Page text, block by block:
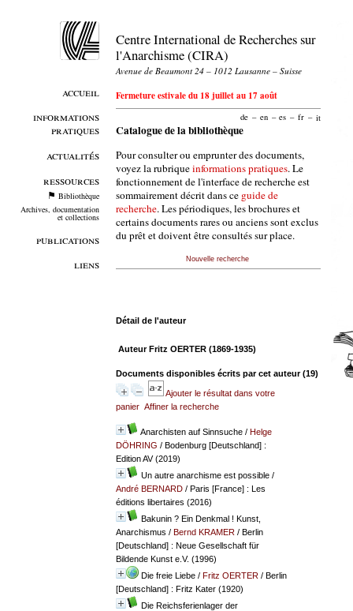
accueil
informations
pratiques
actualités
ressources
Bibliothèque
Archives, documentation
et collections
publications
liens
Centre International de Recherches sur
l'Anarchisme (CIRA)
Avenue de Beaumont 24 – 1012 Lausanne – Suisse
Fermeture estivale du 18 juillet au 17 août
de – en – es – fr – it
Catalogue de la bibliothèque
Pour consulter ou emprunter des documents,
voyez la rubriqueinformations pratiques. Le
fonctionnement de l'interface de recherche est
sommairement décrit dans ce guide de
recherche. Les périodiques, les brochures et
certains documents rares ou anciens sont exclus
du prêt et doivent être consultés sur place.
Nouvelle recherche
Détail de l'auteur
Auteur Fritz OERTER (1869-1935)
Documents disponibles écrits par cet auteur (19)
Ajouter le résultat dans votre
panier Affiner la recherche
Anarchisten auf Sinnsuche/ Helge
DÖHRING / Bodenburg [Deutschland] :
Edition AV (2019)
Un autre anarchisme est possible/
André BERNARD/ Paris [France] : Les
éditions libertaires (2016)
Bakunin ? Ein Denkmal ! Kunst,
Anarchismus / Bernd KRAMER/ Berlin
[Deutschland] : Neue Gesellschaft für
Bildende Kunst e.V. (1996)
Die freie Liebe/ Fritz OERTER/ Berlin
[Deutschland] : Fritz Kater (1920)
Die Reichsferienlager der